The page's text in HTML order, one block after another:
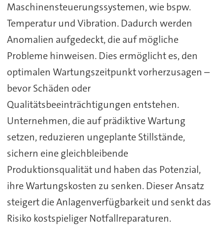
Maschinensteuerungssystemen, wie bspw.
Temperatur und Vibration. Dadurch werden
Anomalien aufgedeckt, die auf mögliche
Probleme hinweisen. Dies ermöglicht es, den
optimalen Wartungszeitpunkt vorherzusagen –
bevor Schäden oder
Qualitätsbeeinträchtigungen entstehen.
Unternehmen, die auf prädiktive Wartung
setzen, reduzieren ungeplante Stillstände,
sichern eine gleichbleibende
Produktionsqualität und haben das Potenzial,
ihre Wartungskosten zu senken. Dieser Ansatz
steigert die Anlagenverfügbarkeit und senkt das
Risiko kostspieliger Notfallreparaturen.